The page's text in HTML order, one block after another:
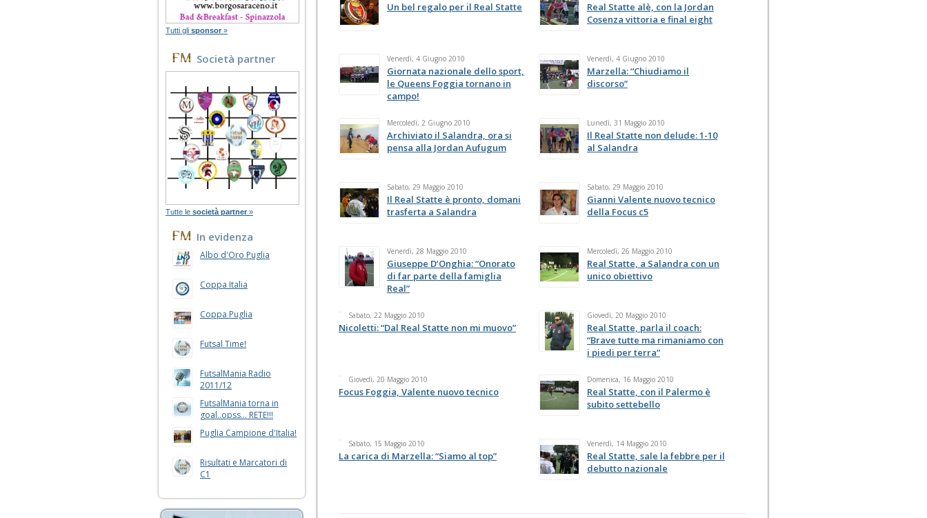
Tutti gli sponsor »
Società partner
Tutte le società partner »
In evidenza
Albo d'Oro Puglia
Coppa Italia
Coppa Puglia
Futsal Time!
FutsalMania Radio
2011/12
FutsalMania torna in
goal..opss... RETE!!!
Puglia Campione d'Italia!
Risultati e Marcatori di
C1
Un bel regalo per il Real Statte
Real Statte alè, con la Jordan
Cosenza vittoria e final eight
Venerdì, 4 Giugno 2010
Giornata nazionale dello sport,
le Queens Foggia tornano in
campo!
Venerdì, 4 Giugno 2010
Marzella: “Chiudiamo il
discorso”
Mercoledì, 2 Giugno 2010
Archiviato il Salandra, ora si
pensa alla Jordan Aufugum
Lunedì, 31 Maggio 2010
Il Real Statte non delude: 1-10
al Salandra
Sabato, 29 Maggio 2010
Il Real Statte è pronto, domani
trasferta a Salandra
Sabato, 29 Maggio 2010
Gianni Valente nuovo tecnico
della Focus c5
Venerdì, 28 Maggio 2010
Giuseppe D’Onghia: “Onorato
di far parte della famiglia
Real”
Mercoledì, 26 Maggio 2010
Real Statte, a Salandra con un
unico obiettivo
Sabato, 22 Maggio 2010
Nicoletti: “Dal Real Statte non mi muovo”
Giovedì, 20 Maggio 2010
Real Statte, parla il coach:
“Brave tutte ma rimaniamo con
i piedi per terra”
Giovedì, 20 Maggio 2010
Focus Foggia, Valente nuovo tecnico
Domenica, 16 Maggio 2010
Real Statte, con il Palermo è
subito settebello
Sabato, 15 Maggio 2010
La carica di Marzella: “Siamo al top”
Venerdì, 14 Maggio 2010
Real Statte, sale la febbre per il
debutto nazionale